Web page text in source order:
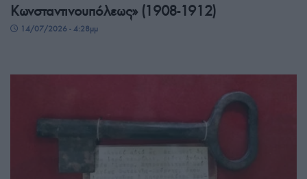
Κωνσταντινουπόλεως» (1908-1912)
14/07/2026 - 4:28μμ